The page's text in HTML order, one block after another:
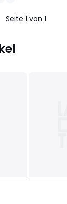
Seite 1 von 1